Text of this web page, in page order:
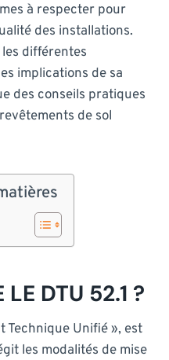
à respecter pour
des installations.
différentes
implications de sa
des conseils pratiques
de sol
LE DTU 52.1 ?
Technique Unifié », est
les modalités de mise